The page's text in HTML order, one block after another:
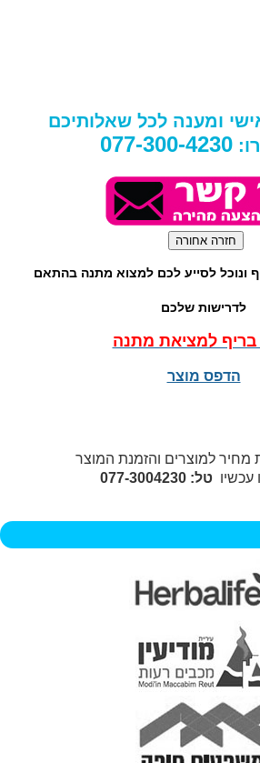
ומענה לכל שאלותיכם
077-300-4230
ונוכל לסייע לכם למצוא מתנה בהתאם
לדרישות שלכם
למציאת מתנה
הדפס מוצר
למוצרים והזמנת המוצר
טל: 077-3004230